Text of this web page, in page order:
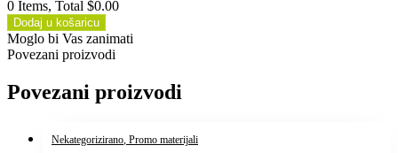
0 Items, Total $0.00
Dodaj u košaricu
Moglo bi Vas zanimati
Povezani proizvodi
Povezani proizvodi
Nekategorizirano , Promo materijali